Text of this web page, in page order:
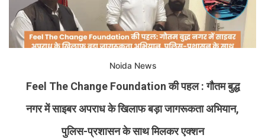
Noida News
Feel The Change Foundation की पहल : गौतम बुद्ध
नगर में साइबर अपराध के खिलाफ बड़ा जागरूकता अभियान,
पुलिस-प्रशासन के साथ मिलकर एक्शन